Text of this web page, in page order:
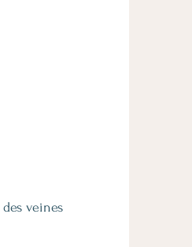
des veines